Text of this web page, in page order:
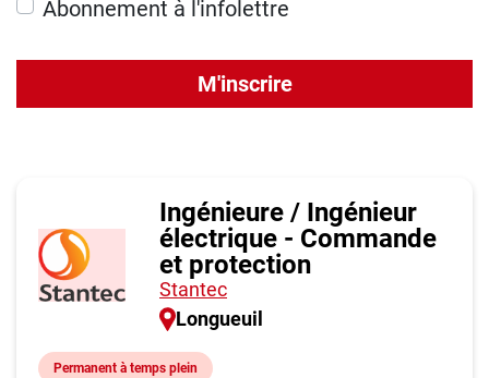
Abonnement à l'infolettre
M'inscrire
Ingénieure / Ingénieur
électrique - Commande
et protection
Stantec
Longueuil
Permanent à temps plein